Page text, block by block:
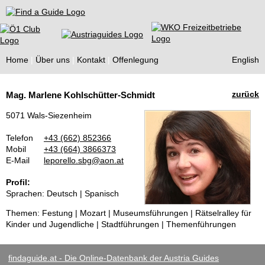
Find a Guide
Home Über uns Kontakt Offenlegung English
Guides
zurück
Mag. Marlene Kohlschütter-Schmidt
5071 Wals-Siezenheim
Telefon
+43 (662) 852366
Mobil
+43 (664) 3866373
E-Mail
leporello.sbg@aon.at
Profil:
Sprachen: Deutsch | Spanisch
Themen: Festung | Mozart | Museumsführungen | Rätselralley für
Kinder und Jugendliche | Stadtführungen | Themenführungen
findaguide.at - Die Online-Datenbank der Austria Guides